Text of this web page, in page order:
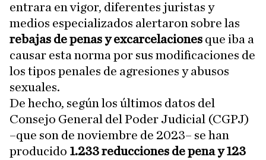
entrara en vigor, diferentes juristas y
medios especializados alertaron sobre las
rebajas de penas y excarcelaciones que iba a
causar esta norma por sus modificaciones de
los tipos penales de agresiones y abusos
sexuales.
De hecho, según los últimos datos del
Consejo General del Poder Judicial (CGPJ)
–que son de noviembre de 2023– se han
producido 1.233 reducciones de pena y 123